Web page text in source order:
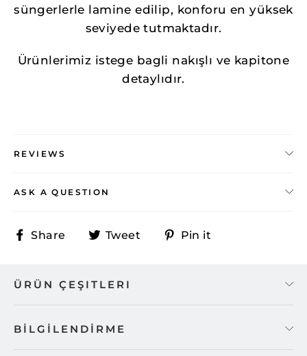
süngerlerle lamine edilip, konforu en yüksek
seviyede tutmaktadır.
Ürünlerimiz istege bagli nakışlı ve kapitone
detaylıdır.
REVIEWS
ASK A QUESTION
Share
ShareTweet
TweetPin it
ÜRÜN ÇEŞITLERI
BİLGİLENDİRME